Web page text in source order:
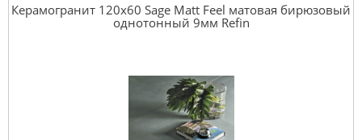
Керамогранит 120x60 Sage Matt Feel матовая бирюзовый
однотонный 9мм Refin